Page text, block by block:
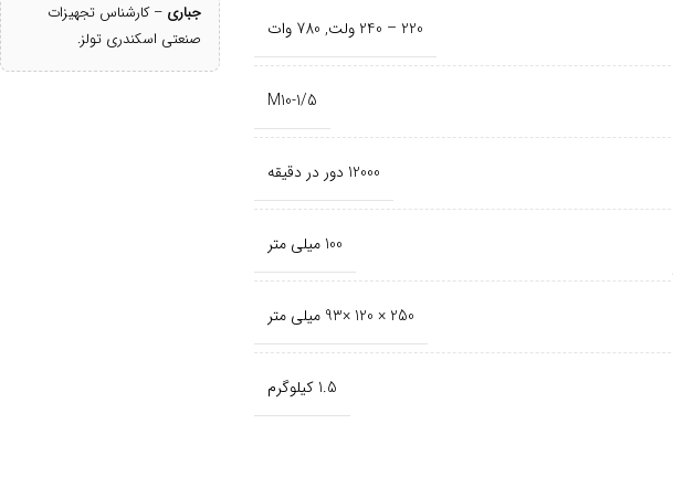
220 – 240 ولت , 780 وات
M10-1/5
12000 دور در دقیقه
100 میلی متر
250 × 120 ×93 میلی متر
1.5 کیلوگرم
جباری – کارشناس تجهیزات
صنعتی اسکندری تولز.